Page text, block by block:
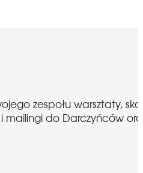
zespołu warsztaty,
mailingi do Darczyńców